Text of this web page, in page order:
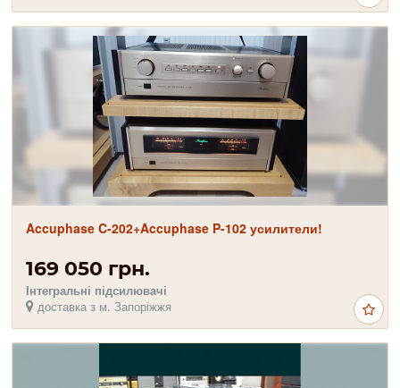
Accuphase C-202+Accuphase P-102 усилители!
169 050 грн.
Інтегральні підсилювачі
доставка з м. Запоріжжя